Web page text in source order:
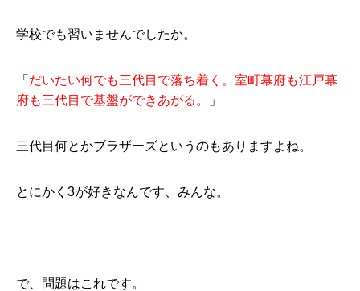
学校でも習いませんでしたか。
「 だいたい何でも三代目で落ち着く。室町幕府も江戸幕
府も三代目で基盤ができあがる。
」
三代目何とかブラザーズというのもありますよね。
とにかく3が好きなんです、みんな。
で、問題はこれです。